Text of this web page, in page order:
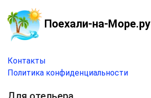
Поехали-на-Море.ру
Контакты
Политика конфиденциальности